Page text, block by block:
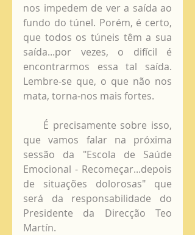
nos impedem de ver a saída ao
fundo do túnel. Porém, é certo,
que todos os túneis têm a sua
saída...por vezes, o difícil é
encontrarmos essa tal saída.
Lembre-se que, o que não nos
mata, torna-nos mais fortes.
que vamos falar na próxima
sessão da "Escola de Saúde
Emocional - Recomeçar...depois
de situações dolorosas" que
será da responsabilidade do
Presidente da Direcção Teo
Martín.